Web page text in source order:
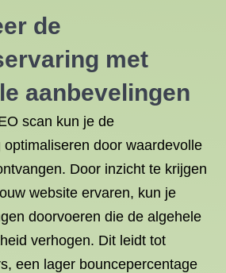
de
met
aanbevelingen
scan kun je de
door waardevolle
Door inzicht te krijgen
website ervaren, kun je
doorvoeren die de algehele
verhogen. Dit leidt tot
een lager bouncepercentage